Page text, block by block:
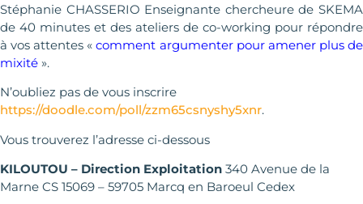
Stéphanie CHASSERIO Enseignante chercheure de SKEMA
de 40 minutes et des ateliers de co-working pour répondre
à vos attentes «comment argumenter pour amener plus de
mixité ».
N’oubliez pas de vous inscrire
https://doodle.com/poll/zzm65csnyshy5xnr.
Vous trouverez l’adresse ci-dessous
KILOUTOU – Direction Exploitation 340 Avenue de la
Marne CS 15069 – 59705 Marcq en Baroeul Cedex